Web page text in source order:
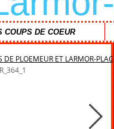
COUPS DE COEUR
PLOEMEUR ET LARMOR-PLAGE